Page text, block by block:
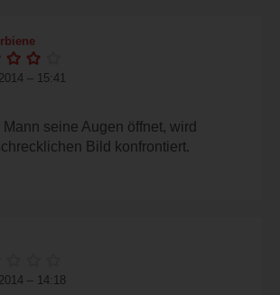
– 15:41
seine Augen öffnet, wird
Bild konfrontiert.
– 14:18